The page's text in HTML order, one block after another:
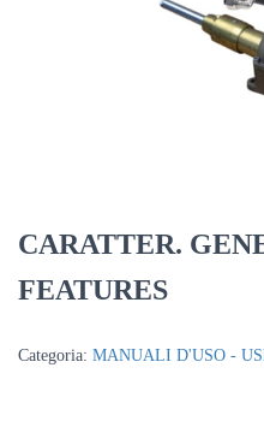
CARATTER.
FEATURES
Categoria: MANUALI D'USO -